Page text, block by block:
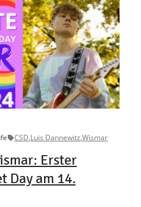
CSD,Luis Dannewitz,Wismar
Erster
Day am 14.